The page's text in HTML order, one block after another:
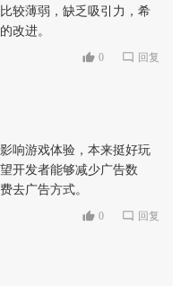
较薄弱，缺乏吸引力，希
改进。
0 回复
响游戏体验，本来挺好玩
开发者能够减少广告数
去广告方式。
0 回复